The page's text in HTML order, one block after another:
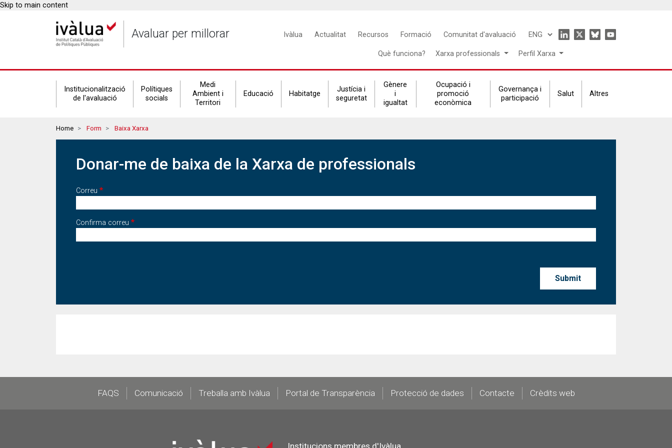
Skip to main content
Avaluar per millorar
Main
Ivàlua Actualitat Recursos Formació Comunitat d'avaluació
Select
language
Icon
menu
Què funciona? Xarxa professionals Perfil Xarxa
Secondary
navigation
Institucionalització
de l'avaluació
Polítiques
socials
Medi
Ambient i
Territori
Educació Habitatge
Justícia i
seguretat
Gènere
i
igualtat
Ocupació i
promoció
econòmica
Governança i
participació
Salut Altres
Breadcrumbs
Home Form Baixa Xarxa
Donar-me de baixa de la Xarxa de professionals
Correu
Correu
Confirma correu
FooterFAQS Comunicació Treballa amb Ivàlua Portal de Transparència Protecció de dades Contacte Crèdits web